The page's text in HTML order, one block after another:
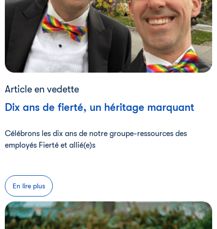
Article en vedette
Dix ans de fierté, un héritage marquant
Célébrons les dix ans de notre groupe-ressources des
employés Fierté et allié(e)s
En lire plus